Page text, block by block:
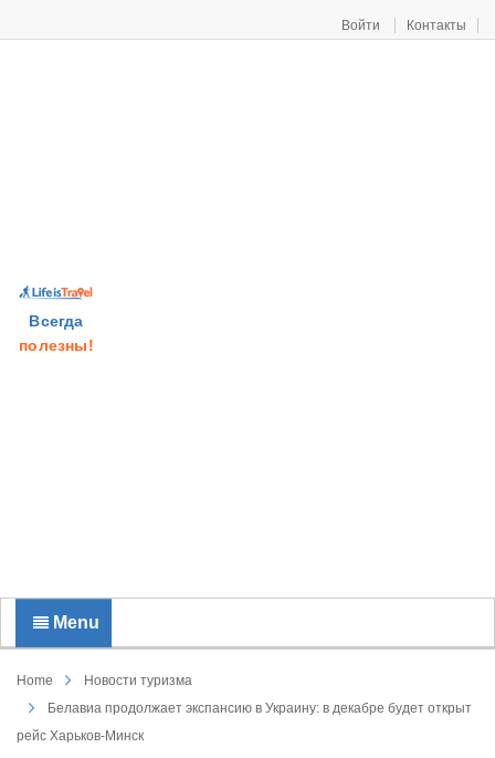
Войти Контакты
Всегда
полезны!
Menu
Home
Новости туризма
Белавиа продолжает экспансию в Украину: в декабре будет открыт
рейс Харьков-Минск